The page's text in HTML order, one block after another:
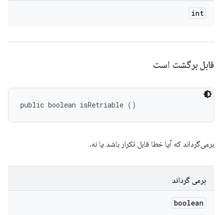
int
قابل برگشت است
public boolean isRetriable ()
برمی‌گرداند که آیا خطا قابل تکرار باشد یا نه.
برمی گرداند
boolean